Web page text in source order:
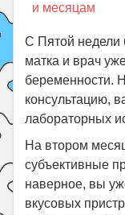
и месяцам
С Пятой недели
матка и врач
беременности.
консультацию,
лабораторных
На втором
субъективные
наверное, вы
вкусовых